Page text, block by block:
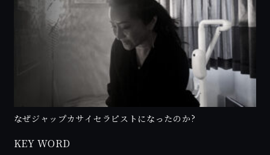
なぜジャップカサイセラピストになったのか?
KEY WORD